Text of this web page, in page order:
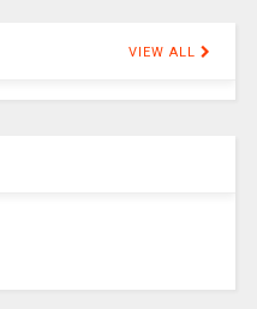
VIEW ALL